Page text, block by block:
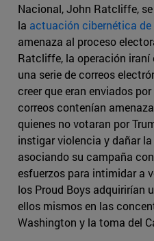
Nacional, John Ratcliffe,
la actuación cibernética de
amenaza al proceso
Ratcliffe, la operación
una serie de correos
creer que eran enviados
correos contenían
quienes no votaran por
instigar violencia y dañar
asociando su campaña
esfuerzos para intimidar a
los Proud Boys adquirirían
ellos mismos en las
Washington y la toma del